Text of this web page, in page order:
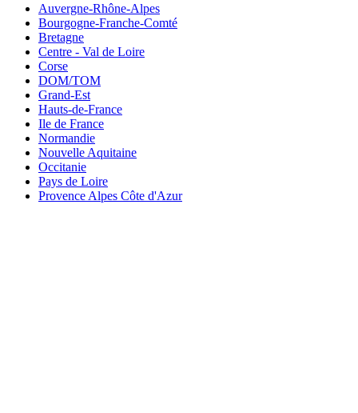
Auvergne-Rhône-Alpes
Bourgogne-Franche-Comté
Bretagne
Centre - Val de Loire
Corse
DOM/TOM
Grand-Est
Hauts-de-France
Ile de France
Normandie
Nouvelle Aquitaine
Occitanie
Pays de Loire
Provence Alpes Côte d'Azur